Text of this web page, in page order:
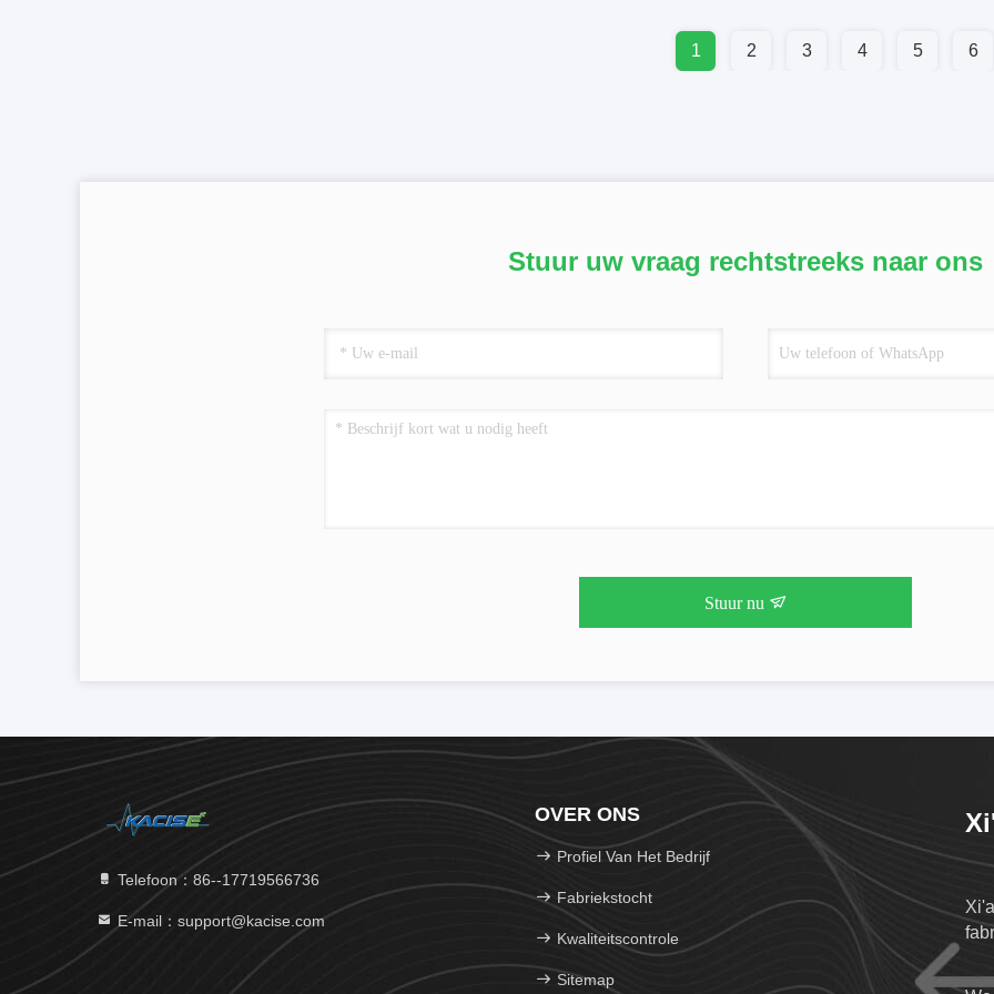
1 2 3 4 5 6
Stuur uw vraag rechtstreeks naar ons
Stuur nu
Telefoon：86--17719566736
E-mail：support@kacise.com
OVER ONS
Profiel Van Het Bedrijf
Fabriekstocht
Kwaliteitscontrole
Sitemap